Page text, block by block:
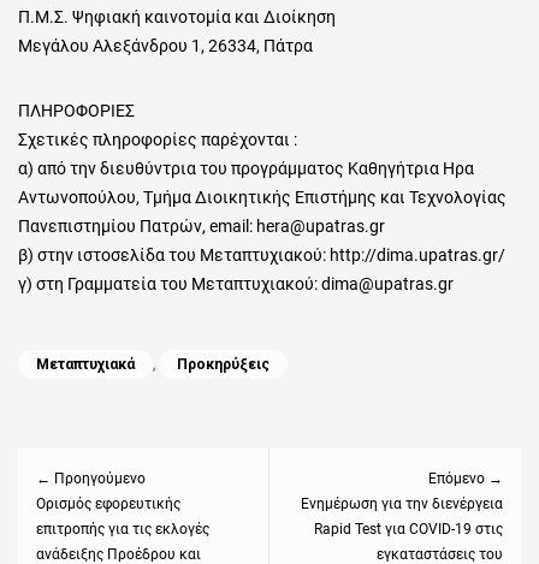
Π.Μ.Σ. Ψηφιακή καινοτομία και Διοίκηση
Μεγάλου Αλεξάνδρου 1, 26334, Πάτρα
ΠΛΗΡΟΦΟΡΙΕΣ
Σχετικές πληροφορίες παρέχονται :
α) από την διευθύντρια του προγράμματος Καθηγήτρια Ηρα
Αντωνοπούλου, Τμήμα Διοικητικής Επιστήμης και Τεχνολογίας
Πανεπιστημίου Πατρών, email: hera@upatras.gr
β) στην ιστοσελίδα του Μεταπτυχιακού: http://dima.upatras.gr/
γ) στη Γραμματεία του Μεταπτυχιακού: dima@upatras.gr
Categories
Μεταπτυχιακά , Προκηρύξεις
← Προηγούμενο
Previous
post:
Ορισμός εφορευτικής
επιτροπής για τις εκλογές
ανάδειξης Προέδρου και
Επόμενο →
Next
post:
Ενημέρωση για την διενέργεια
Rapid Test για COVID-19 στις
εγκαταστάσεις του